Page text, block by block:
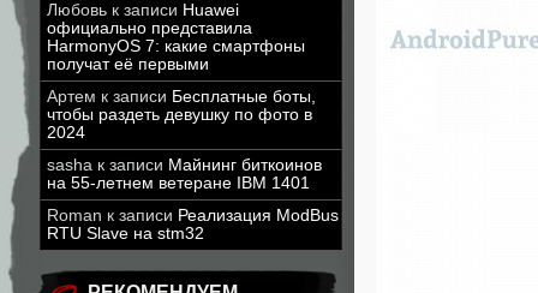
Любовь к записи Huawei
официально представила
HarmonyOS 7: какие смартфоны
получат её первыми
Артем к записи Бесплатные боты,
чтобы раздеть девушку по фото в
2024
sasha к записи Майнинг биткоинов
на 55-летнем ветеране IBM 1401
Roman к записи Реализация ModBus
RTU Slave на stm32